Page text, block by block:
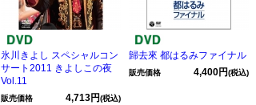
氷川きよし スペシャルコン
サート2011 きよしこの夜
Vol.11
販売価格 4,713円(税込)
歸去來 都はるみファイナル
販売価格 4,400円(税込)